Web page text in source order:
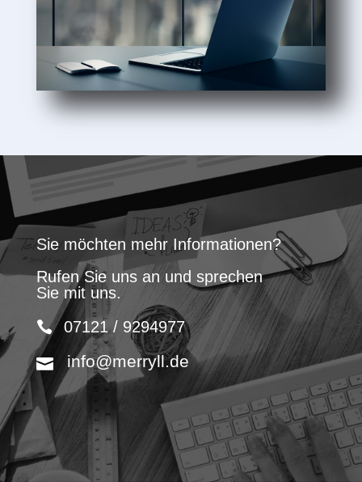
Sie möchten mehr Informationen?
Rufen Sie uns an und sprechen
Sie mit uns.
07121 / 9294977
info@merryll.de